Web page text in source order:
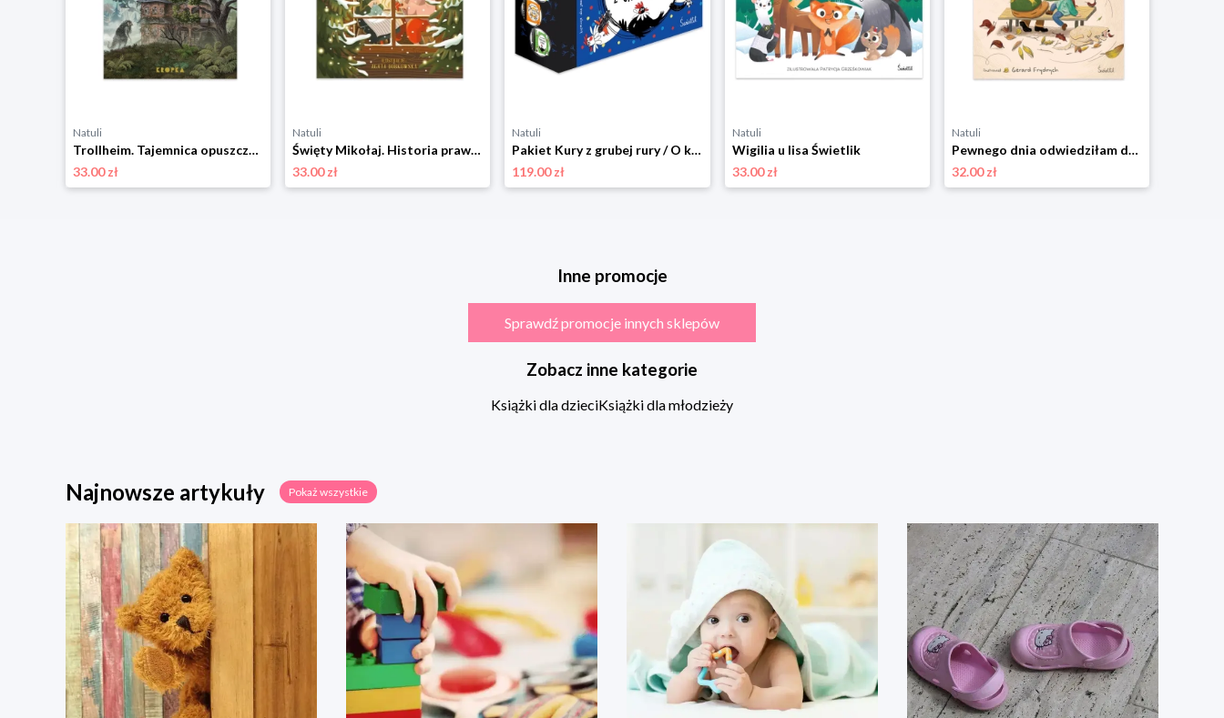
Natuli
Trollheim. Tajemnica opuszczonego domu Świetlik
33.00 zł
Natuli
Święty Mikołaj. Historia prawdziwa Świetlik
33.00 zł
Natuli
Pakiet Kury z grubej rury / O kurza twarz! / Hip, hip, KURA! / Piąta kura u wozu Świetlik
119.00 zł
Natuli
Wigilia u lisa Świetlik
33.00 zł
Natuli
Pewnego dnia odwiedziłam dziadka Świetlik
32.00 zł
Inne promocje
Sprawdź promocje innych sklepów
Zobacz inne kategorie
Książki dla dzieciKsiążki dla młodzieży
Najnowsze artykuły Pokaż wszystkie